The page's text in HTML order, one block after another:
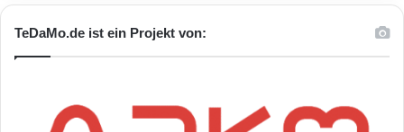
TeDaMo.de ist ein Projekt von: